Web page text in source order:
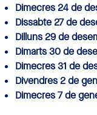
Dimecres 24 de
Dissabte 27 de
Dilluns 29 de
Dimarts 30 de
Dimecres 31 de
Divendres 2 de
Dimecres 7 de